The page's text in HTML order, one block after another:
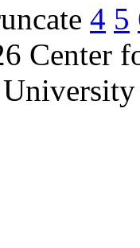
4 5
Center